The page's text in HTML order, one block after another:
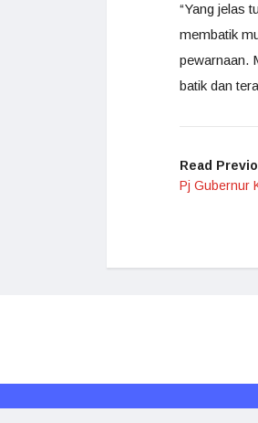
“Yang jelas
membatik
pewarnaan.
batik dan
Read
Pj Gubernur